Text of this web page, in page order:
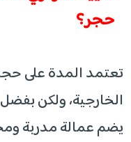
حجر؟
تعتمد المدة على
الخارجية، ولكن
يضم عمالة مدربة